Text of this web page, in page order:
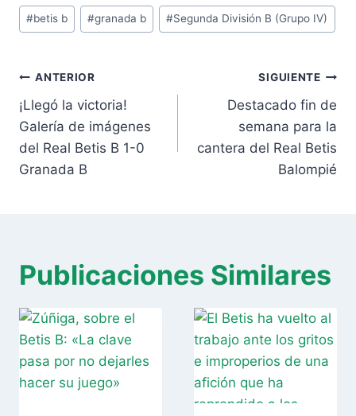
Etiquetas
de
entrada:
#betis b #granada b #Segunda División B (Grupo IV)
Navegación
de
entradas
ANTERIOR
¡Llegó la victoria!
Galería de imágenes
del Real Betis B 1-0
Granada B
SIGUIENTE
Destacado fin de
semana para la
cantera del Real Betis
Balompié
Publicaciones Similares